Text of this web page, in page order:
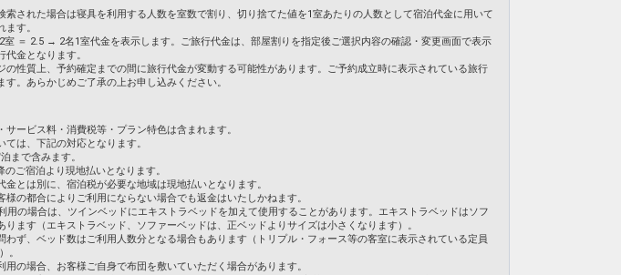
索された場合は寝具を利用する人数を室数で割り、切り捨てた値を1室あたりの人数として宿泊代金に用いて
す。
室 ＝ 2.5 → 2名1室代金を表示します。ご旅行代金は、部屋割りを指定後ご選択内容の確認・変更画面で表示
金となります。
の性質上、予約確定までの間に旅行代金が変動する可能性があります。ご予約成立時に表示されている旅行
。あらかじめご了承の上お申し込みください。
サービス料・消費税等・プラン特色は含まれます。
ては、下記の対応となります。
まで含みます。
のご宿泊より現地払いとなります。
金とは別に、宿泊税が必要な地域は現地払いとなります。
様の都合によりご利用にならない場合でも返金はいたしかねます。
用の場合は、ツインベッドにエキストラベッドを加えて使用することがあります。エキストラベッドはソフ
ります（エキストラベッド、ソファーベッドは、正ベッドよりサイズは小さくなります）。
わず、ベッド数はご利用人数分となる場合もあります（トリプル・フォース等の客室に表示されている定員
。
用の場合、お客様ご自身で布団を敷いていただく場合があります。